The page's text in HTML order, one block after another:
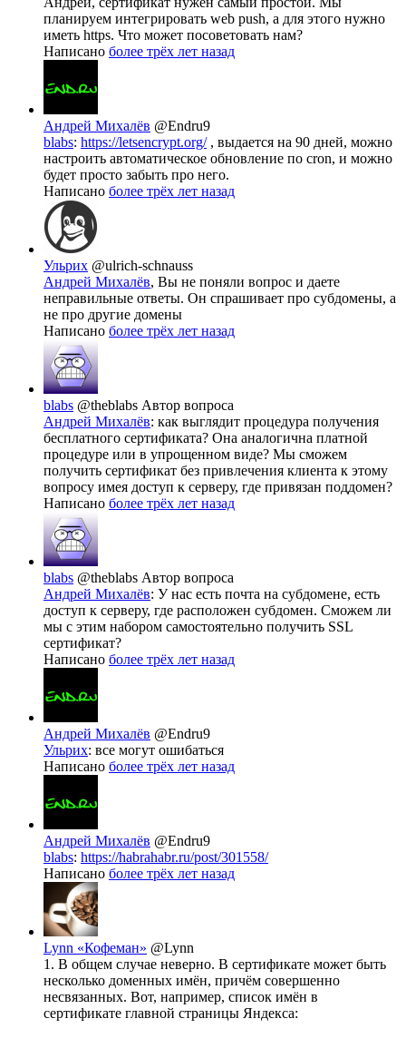
планируем интегрировать web push, а для этого нужно
иметь https. Что может посоветовать нам?
Написано более трёх лет назад
Андрей Михалёв @Endru9
blabs: https://letsencrypt.org/, выдается на 90 дней, можно
настроить автоматическое обновление по cron, и можно
будет просто забыть про него.
Написано более трёх лет назад
Ульрих @ulrich-schnauss
Андрей Михалёв, Вы не поняли вопрос и даете
неправильные ответы. Он спрашивает про субдомены, а
не про другие домены
Написано более трёх лет назад
blabs @theblabs Автор вопроса
Андрей Михалёв: как выглядит процедура получения
бесплатного сертификата? Она аналогична платной
процедуре или в упрощенном виде? Мы сможем
получить сертификат без привлечения клиента к этому
вопросу имея доступ к серверу, где привязан поддомен?
Написано более трёх лет назад
blabs @theblabs Автор вопроса
Андрей Михалёв: У нас есть почта на субдомене, есть
доступ к серверу, где расположен субдомен. Сможем ли
мы с этим набором самостоятельно получить SSL
сертификат?
Написано более трёх лет назад
Андрей Михалёв @Endru9
Ульрих: все могут ошибаться
Написано более трёх лет назад
Андрей Михалёв @Endru9
blabs: https://habrahabr.ru/post/301558/
Написано более трёх лет назад
Lynn «Кофеман» @Lynn
1. В общем случае неверно. В сертификате может быть
несколько доменных имён, причём совершенно
несвязанных. Вот, например, список имён в
сертификате главной страницы Яндекса: